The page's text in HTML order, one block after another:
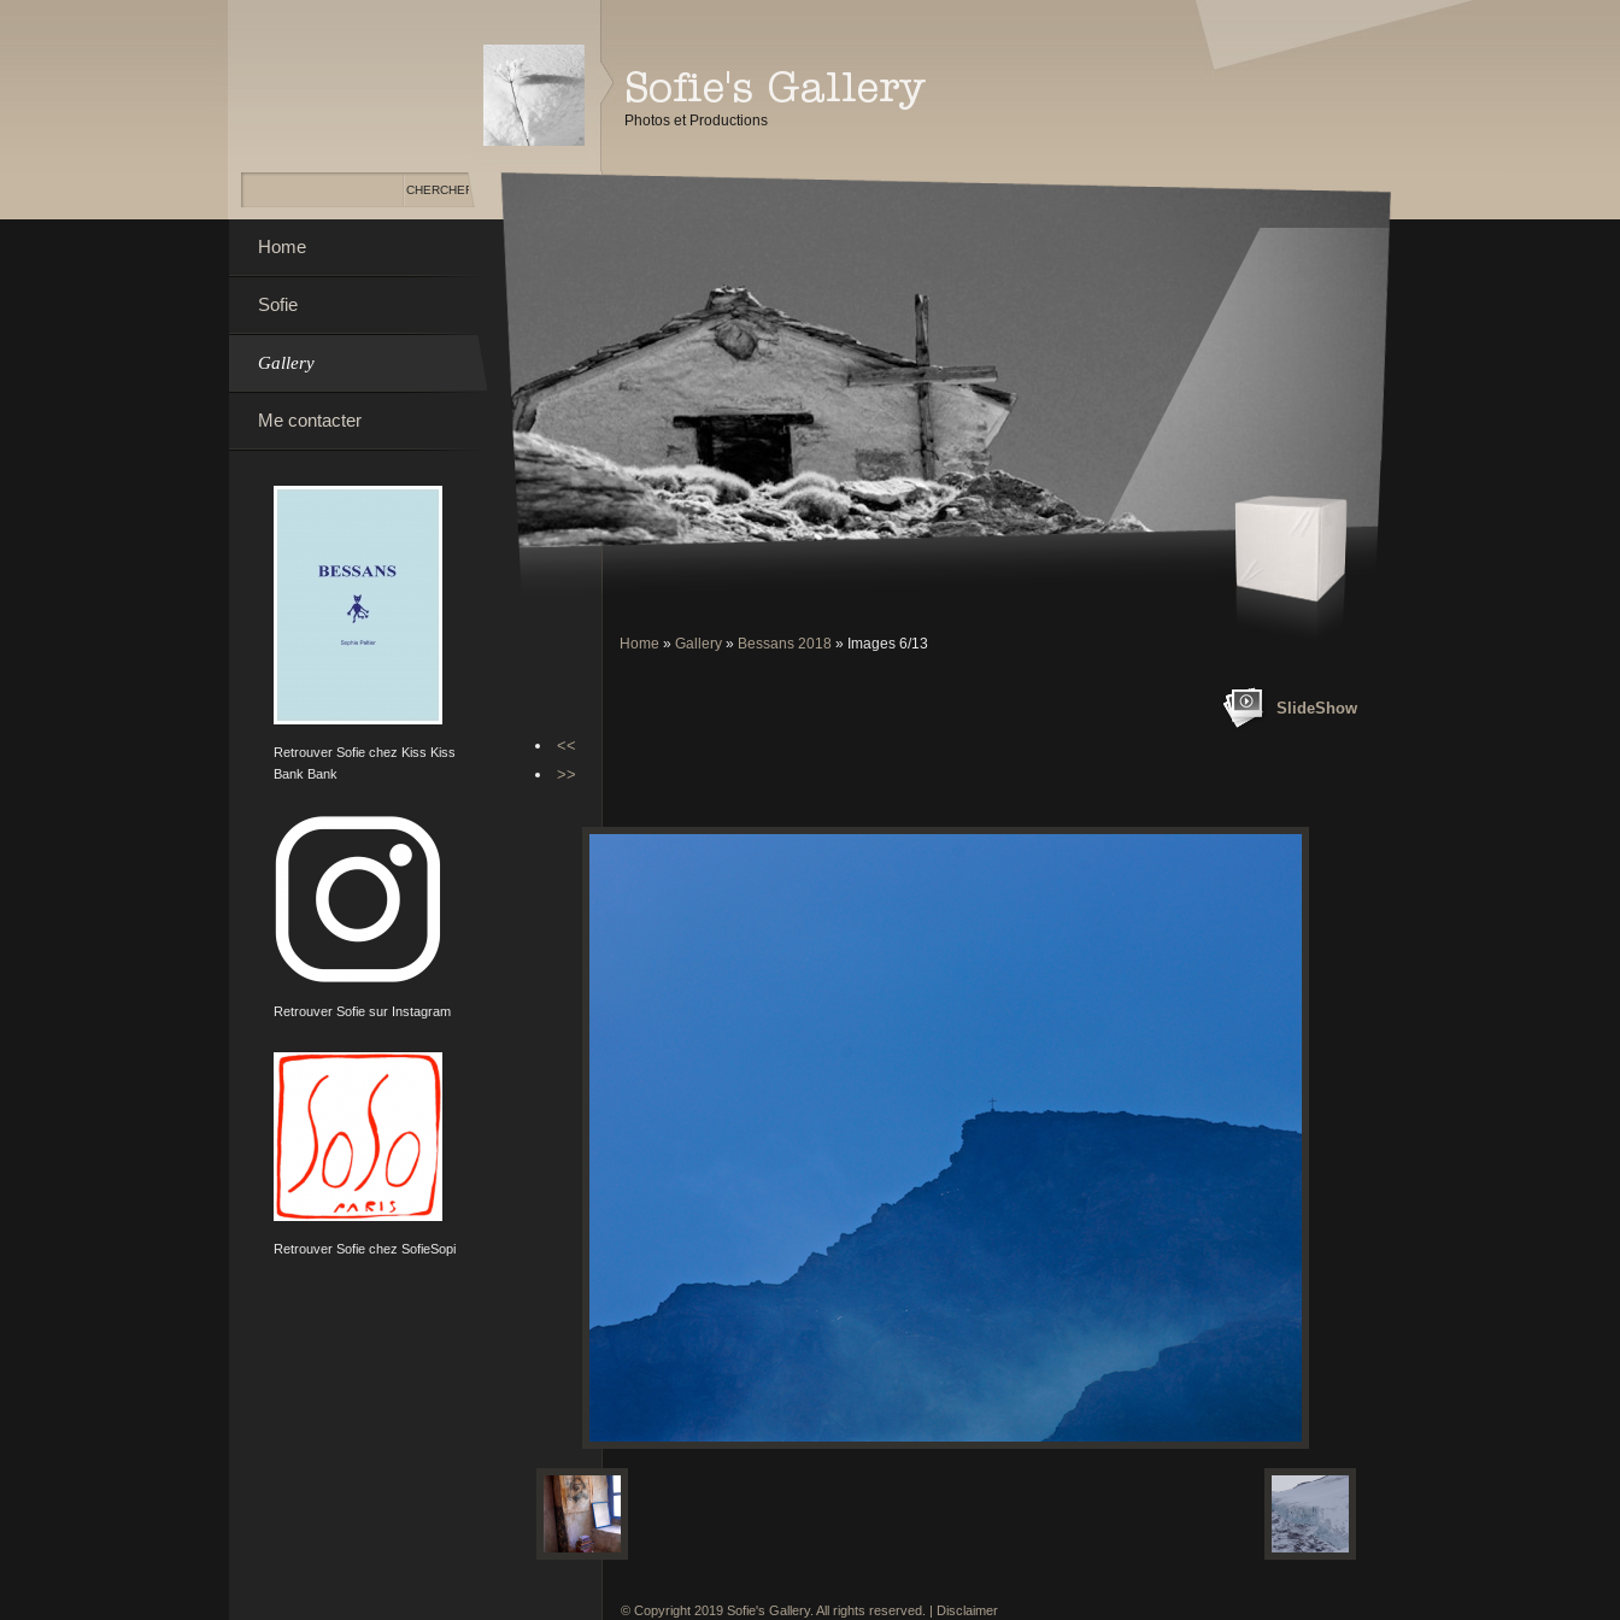
Photos et Productions
Home » Gallery» Bessans 2018 » Images 6/13
SlideShow
<<
>>
Home
Sofie
Gallery
Me contacter
Retrouver Sofie chez Kiss Kiss
Bank Bank
Retrouver Sofie sur Instagram
Retrouver Sofie chez SofieSopi
© Copyright 2019 Sofie's Gallery. All rights reserved. | Disclaimer